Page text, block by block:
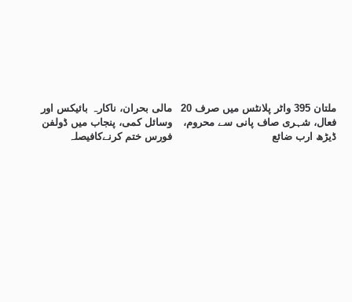
مالی بحران، ناکارہ بائیکس اور
وسائل کمی، پنجاب میں ڈولفن
فورس ختم کرنےکافیصلہ
ملتان 395 واٹر پلانٹس میں صرف 20
فعال، شہری صاف پانی سے محروم،
ڈیڑھ ارب ضائع